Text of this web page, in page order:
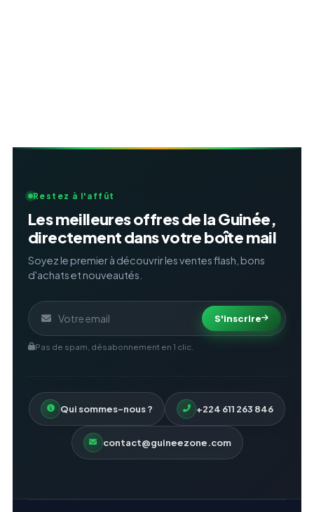
Restez à l'affût
Les meilleures offres de la Guinée,
directement dans votre boîte mail
Soyez le premier à découvrir les ventes flash, bons
d'achats et nouveautés.
S'inscrire
Pas de spam, désabonnement en 1 clic.
Qui sommes-nous ? +224 611 263 846
contact@guineezone.com